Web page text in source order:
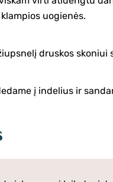
uogienės.
druskos skoniui
į indelius ir